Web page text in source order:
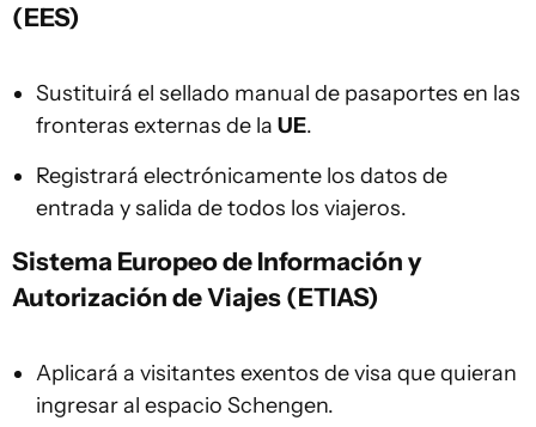
(EES)
Sustituirá el sellado manual de pasaportes en las
fronteras externas de la UE.
Registrará electrónicamente los datos de
entrada y salida de todos los viajeros.
Sistema Europeo de Información y
Autorización de Viajes (ETIAS)
Aplicará a visitantes exentos de visa que quieran
ingresar al espacio Schengen.